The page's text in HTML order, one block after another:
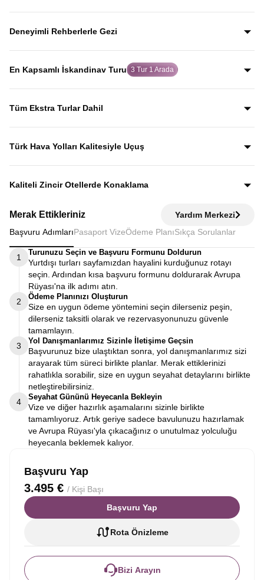
İskandinav tarihine yön veren Viking kültürünü yansıtan
kasabaları, rehber anlatımlarıyla keşfederek bölgenin
Deneyimli Rehberlerle Gezi
Yıllardır bu tur rotasını birebir uygulayan ve deneyimleyen
rehberler eşliğinde gezerek; şehirleri sadece görmekle
kalmaz, anlatımlarla şehirleri dolu dolu keşfedersiniz.
En Kapsamlı İskandinav Turu 3 Tur 1 Arada
Baltık Ülkeleri, Norveç Fiyortları ve İskandinav
başkentlerini tek programda birleştiren, 3 turu bir arada
Tüm Ekstra Turlar Dahil
Yola çıktığınızda sürpriz ödemelerle karşılaşmazsınız.
Ekstra tur ücreti alınmaz; programda yer alan tüm geziler
Türk Hava Yolları Kalitesiyle Uçuş
Dünyanın en iyi havayollarından biri olan Türk Hava
Yolları’nın konforu ve hizmet kalitesiyle seyahat edersiniz.
Kaliteli Zincir Otellerde Konaklama
kalınırken, Avrupa Rüyası’nda merkeze yakın kaliteli zincir
otellerde konaklayarak zamanınızı verimli kullanırsınız.
Merak Ettikleriniz
Yardım Merkezi
Başvuru AdımlarıPasaport VizeÖdeme Planı Sıkça Sorulanlar
1
Turunuzu Seçin ve Başvuru Formunu Doldurun
Yurtdışı turları sayfamızdan hayalini kurduğunuz rotayı
seçin. Ardından kısa başvuru formunu doldurarak Avrupa
Rüyası'na ilk adımı atın.
2
Ödeme Planınızı Oluşturun
Size en uygun ödeme yöntemini seçin dilerseniz peşin,
dilerseniz taksitli olarak ve rezervasyonunuzu güvenle
tamamlayın.
3
Yol Danışmanlarımız Sizinle İletişime Geçsin
Başvurunuz bize ulaştıktan sonra, yol danışmanlarımız sizi
arayarak tüm süreci birlikte planlar. Merak ettiklerinizi
rahatlıkla sorabilir, size en uygun seyahat detaylarını birlikte
netleştirebilirsiniz.
4
Seyahat Gününü Heyecanla Bekleyin
Vize ve diğer hazırlık aşamalarını sizinle birlikte
tamamlıyoruz. Artık geriye sadece bavulunuzu hazırlamak
ve Avrupa Rüyası'yla çıkacağınız o unutulmaz yolculuğu
heyecanla beklemek kalıyor.
Başvuru Yap
3.495 € / Kişi Başı
Başvuru Yap
Rota Önizleme
Bizi Arayın